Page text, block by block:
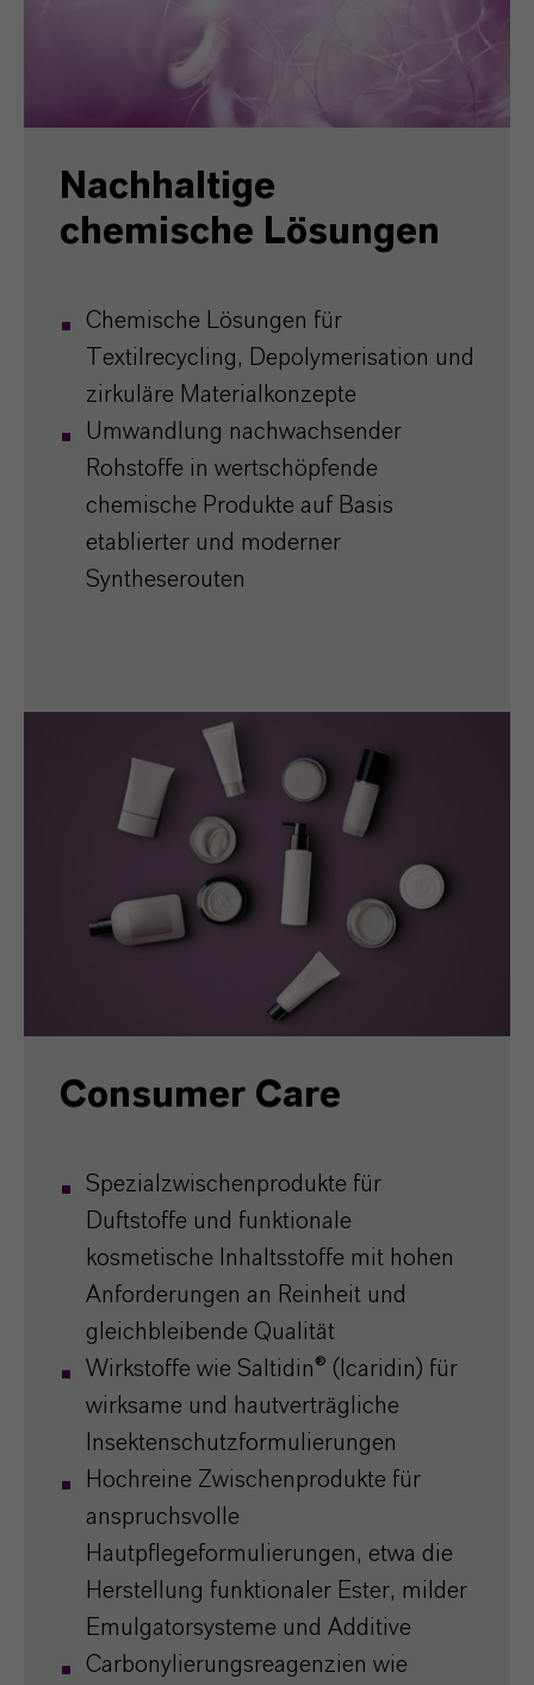
Nachhaltige
chemische Lösungen
Chemische Lösungen für
Textilrecycling, Depolymerisation und
zirkuläre Materialkonzepte
Umwandlung nachwachsender
Rohstoffe in wertschöpfende
chemische Produkte auf Basis
etablierter und moderner
Syntheserouten
Consumer Care
Spezialzwischenprodukte für
Duftstoffe und funktionale
kosmetische Inhaltsstoffe mit hohen
Anforderungen an Reinheit und
gleichbleibende Qualität
Wirkstoffe wie Saltidin® (Icaridin) für
wirksame und hautverträgliche
Insektenschutzformulierungen
Hochreine Zwischenprodukte für
anspruchsvolle
Hautpflegeformulierungen, etwa die
Herstellung funktionaler Ester, milder
Emulgatorsysteme und Additive
Carbonylierungsreagenzien wie